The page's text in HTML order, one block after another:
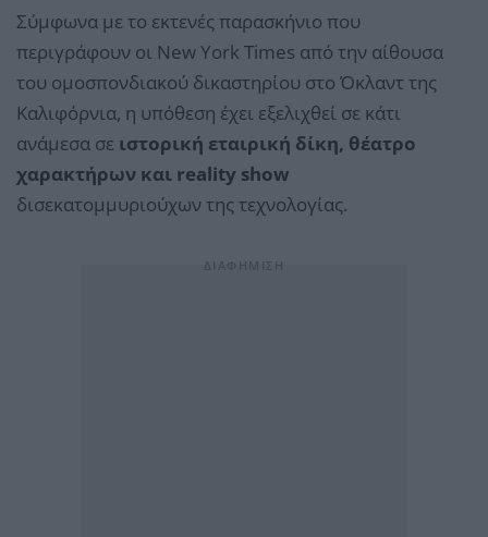
Σύμφωνα με το εκτενές παρασκήνιο που
περιγράφουν οι New York Times από την αίθουσα
του ομοσπονδιακού δικαστηρίου στο Όκλαντ της
Καλιφόρνια, η υπόθεση έχει εξελιχθεί σε κάτι
ανάμεσα σε ιστορική εταιρική δίκη, θέατρο
χαρακτήρων και reality show
δισεκατομμυριούχων της τεχνολογίας.